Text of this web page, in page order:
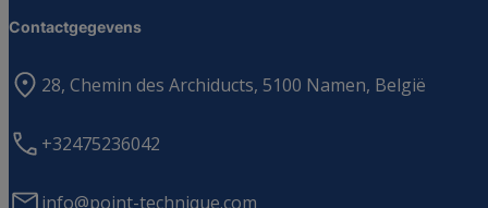
Contactgegevens
28, Chemin des Archiducts, 5100 Namen, België
+32475236042
info@point-technique.com